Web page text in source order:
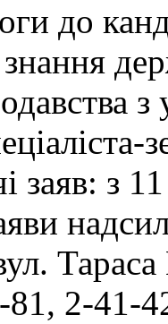
до
заяв: з
81, 2-41-